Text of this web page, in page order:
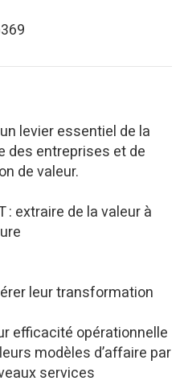
levier essentiel de la
des entreprises et de
de valeur.
: extraire de la valeur à
leur transformation
efficacité opérationnelle
modèles d’affaire par
services